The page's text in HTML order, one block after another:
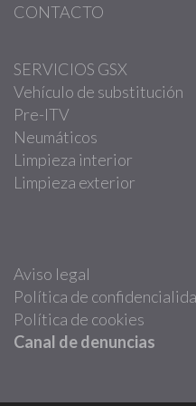
CONTACTO
SERVICIOS GSX
Vehículo de substitución
Pre-ITV
Neumáticos
Limpieza interior
Limpieza exterior
Aviso legal
Política de
Política de cookies
Canal de denuncias